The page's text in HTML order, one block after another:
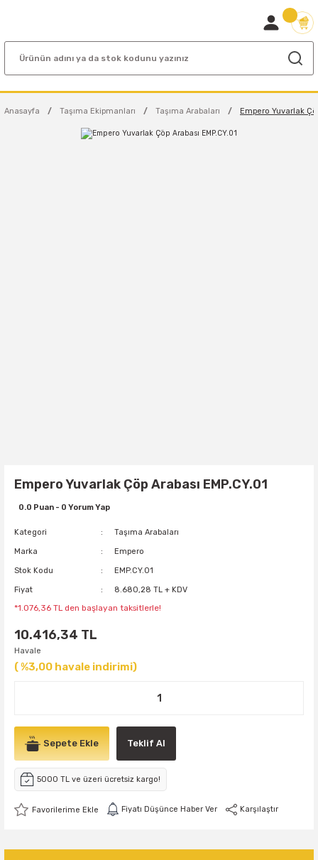
Anasayfa Taşıma Ekipmanları Taşıma Arabaları Empero Yuvarlak
Empero Yuvarlak Çöp Arabası EMP.CY.01
0.0 Puan - 0 Yorum Yap
Kategori Taşıma Arabaları
Marka Empero
Stok Kodu EMP.CY.01
Fiyat 8.680,28 TL + KDV
*1.076,36 TL den başlayan taksitlerle!
10.416,34 TL
Havale
( %3,00 havale indirimi)
Sepete Ekle Teklif Al
5000 TL ve üzeri ücretsiz kargo!
Fiyatı Düşünce Haber Ver Karşılaştır